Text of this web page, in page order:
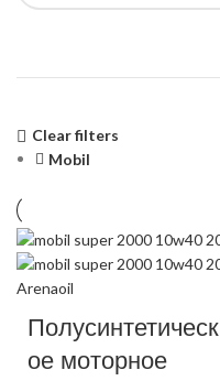
Clear filters
Mobil
Полусинтетическ
ое моторное